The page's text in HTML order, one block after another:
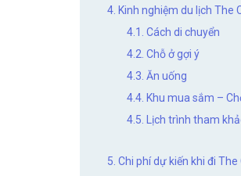
4. Kinh nghiệm du lịch The
4.1. Cách di chuyển
4.2. Chỗ ở gợi ý
4.3. Ăn uống
4.4. Khu mua sắm –
4.5. Lịch trình tham
5. Chi phí dự kiến khi đi